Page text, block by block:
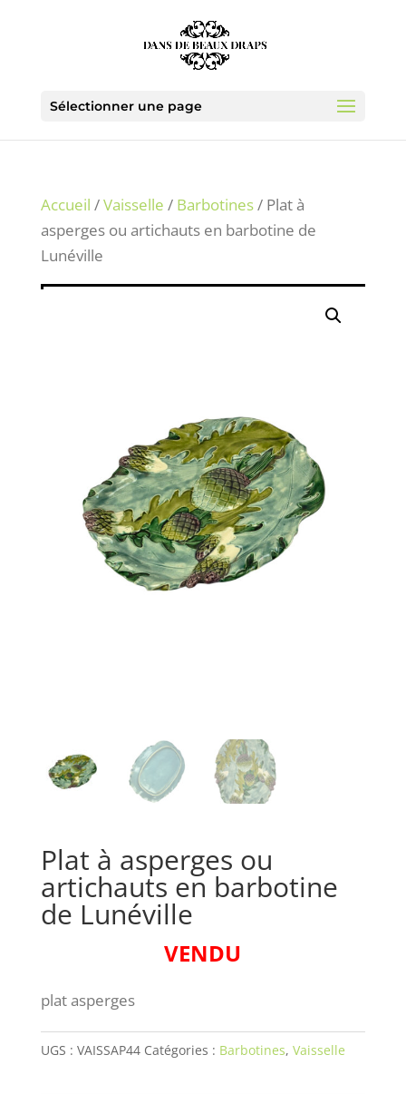
Sélectionner une page
Accueil /Vaisselle / Barbotines/ Plat à
asperges ou artichauts en barbotine de
Lunéville
Plat à asperges ou
artichauts en barbotine
de Lunéville
VENDU
plat asperges
UGS : VAISSAP44 Catégories : Barbotines, Vaisselle